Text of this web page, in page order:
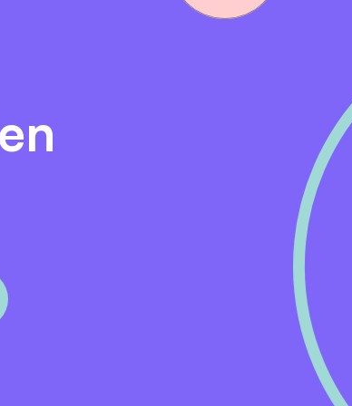
en de persoonlijke ontwikkeling van onze
en vooruitstrevende praktijk waar kwaliteit
in een enthousiast team van
verschillende doelgroepen, behandelmethoden